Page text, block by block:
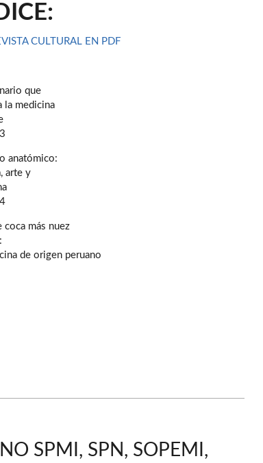
CULTURAL EN PDF
que
la medicina
anatómico:
arte y
coca más nuez
de origen peruano
SPMI, SPN, SOPEMI,